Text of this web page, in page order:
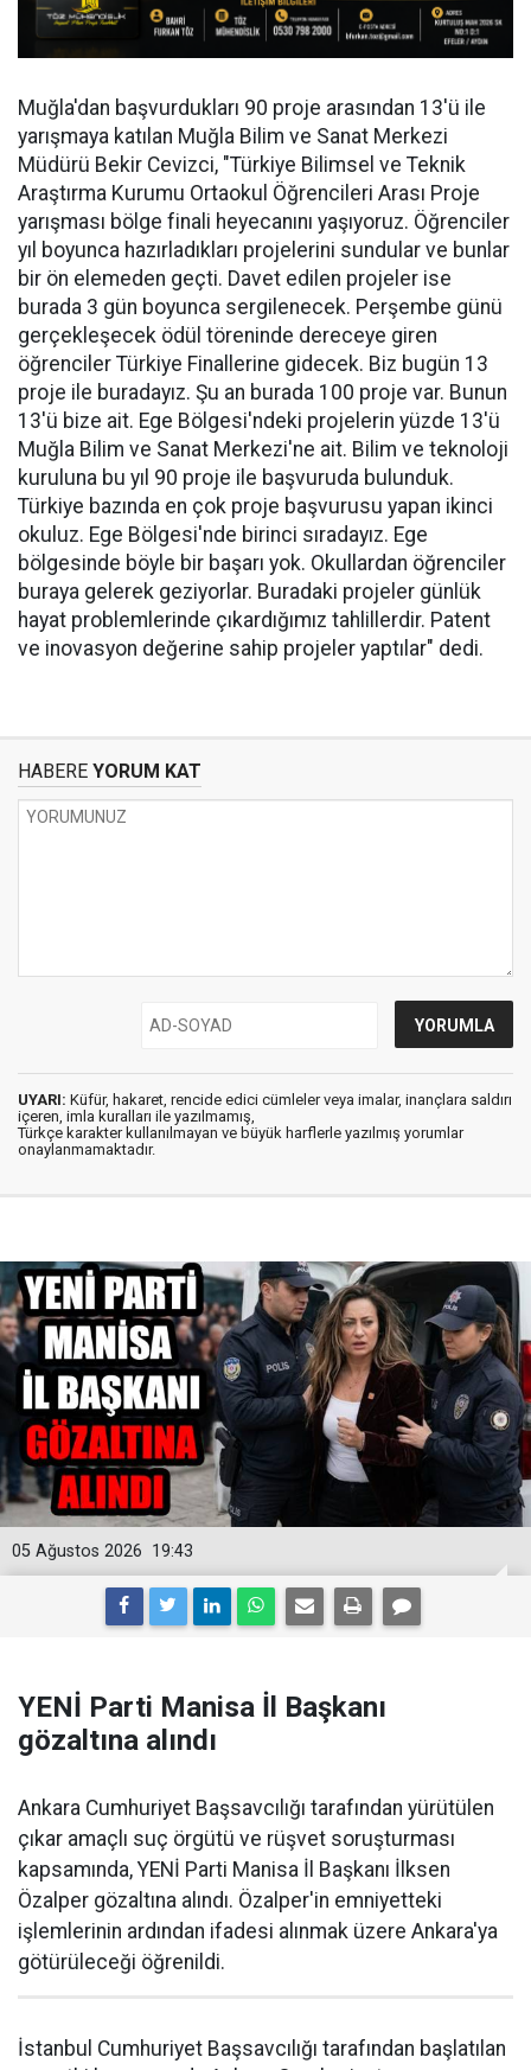
Muğla'dan başvurdukları 90 proje arasından 13'ü ile
yarışmaya katılan Muğla Bilim ve Sanat Merkezi
Müdürü Bekir Cevizci, "Türkiye Bilimsel ve Teknik
Araştırma Kurumu Ortaokul Öğrencileri Arası Proje
yarışması bölge finali heyecanını yaşıyoruz. Öğrenciler
yıl boyunca hazırladıkları projelerini sundular ve bunlar
bir ön elemeden geçti. Davet edilen projeler ise
burada 3 gün boyunca sergilenecek. Perşembe günü
gerçekleşecek ödül töreninde dereceye giren
öğrenciler Türkiye Finallerine gidecek. Biz bugün 13
proje ile buradayız. Şu an burada 100 proje var. Bunun
13'ü bize ait. Ege Bölgesi'ndeki projelerin yüzde 13'ü
Muğla Bilim ve Sanat Merkezi'ne ait. Bilim ve teknoloji
kuruluna bu yıl 90 proje ile başvuruda bulunduk.
Türkiye bazında en çok proje başvurusu yapan ikinci
okuluz. Ege Bölgesi'nde birinci sıradayız. Ege
bölgesinde böyle bir başarı yok. Okullardan öğrenciler
buraya gelerek geziyorlar. Buradaki projeler günlük
hayat problemlerinde çıkardığımız tahlillerdir. Patent
ve inovasyon değerine sahip projeler yaptılar" dedi.
HABERE YORUM KAT
UYARI: Küfür, hakaret, rencide edici cümleler veya imalar, inançlara saldırı
içeren, imla kuralları ile yazılmamış,
Türkçe karakter kullanılmayan ve büyük harflerle yazılmış yorumlar
onaylanmamaktadır.
19:43
05 Ağustos 2026
YENİ Parti Manisa İl Başkanı
gözaltına alındı
Ankara Cumhuriyet Başsavcılığı tarafından yürütülen
çıkar amaçlı suç örgütü ve rüşvet soruşturması
kapsamında, YENİ Parti Manisa İl Başkanı İlksen
Özalper gözaltına alındı. Özalper'in emniyetteki
işlemlerinin ardından ifadesi alınmak üzere Ankara'ya
götürüleceği öğrenildi.
İstanbul Cumhuriyet Başsavcılığı tarafından başlatılan